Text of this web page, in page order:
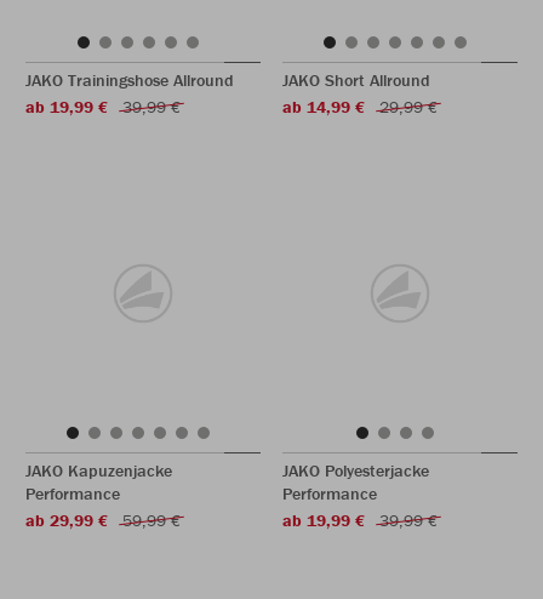
JAKO Trainingshose Allround
ab 19,99 €
39,99 €
JAKO Short Allround
ab 14,99 €
29,99 €
JAKO Kapuzenjacke
Performance
ab 29,99 €
59,99 €
JAKO Polyesterjacke
Performance
ab 19,99 €
39,99 €